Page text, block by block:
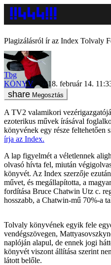
Plagizálásról ír az Index Tolvaly
Tbg
KÖNYV
2018. február 14.
Megosztás
A TV2 valamikori
ezoterikus művek írásával
könyvének egy része feltehetően
írja az Index.
A lap figyelmét a véletlennek
olvasó hívta fel, miután
könyvét. Az Index szerzője
művet, és megállapította, a
fordítása Bruce Chatwin Utz c.
hosszabb, a Chatwin-mű 70%-a
Tolvaly könyvének egyik fele
vendégszövegen,
naplóján alapul, de ennek jogi
könyvét viszont állítása szerint
látott belőle.